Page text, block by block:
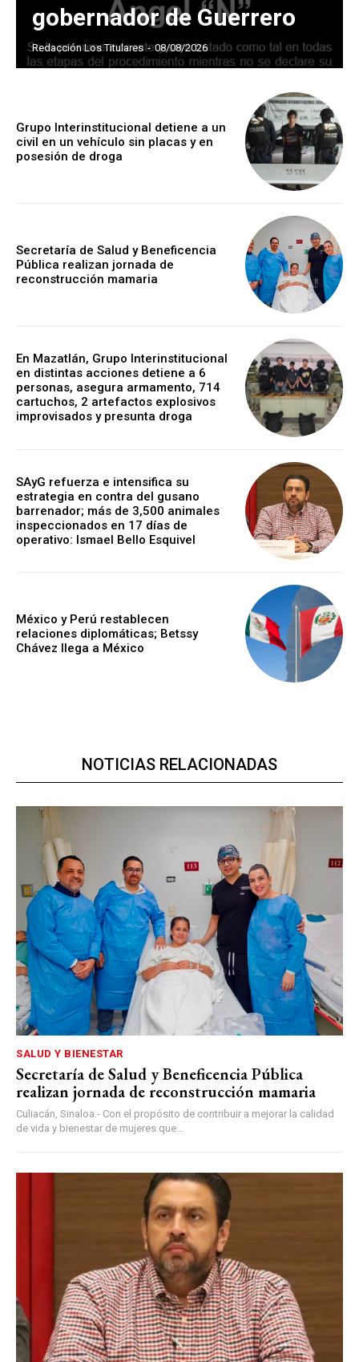
gobernador de Guerrero
Redacción Los Titulares - 08/08/2026
Grupo Interinstitucional detiene a un
civil en un vehículo sin placas y en
posesión de droga
Secretaría de Salud y Beneficencia
Pública realizan jornada de
reconstrucción mamaria
En Mazatlán, Grupo Interinstitucional
en distintas acciones detiene a 6
personas, asegura armamento, 714
cartuchos, 2 artefactos explosivos
improvisados y presunta droga
SAyG refuerza e intensifica su
estrategia en contra del gusano
barrenador; más de 3,500 animales
inspeccionados en 17 días de
operativo: Ismael Bello Esquivel
México y Perú restablecen
relaciones diplomáticas; Betssy
Chávez llega a México
NOTICIAS RELACIONADAS
SALUD Y BIENESTAR
Secretaría de Salud y Beneficencia Pública
realizan jornada de reconstrucción mamaria
Culiacán, Sinaloa.- Con el propósito de contribuir a mejorar la calidad
de vida y bienestar de mujeres que...